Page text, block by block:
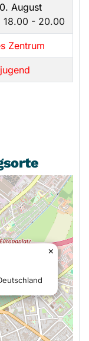
August
18.00 - 20.00
Zentrum
×